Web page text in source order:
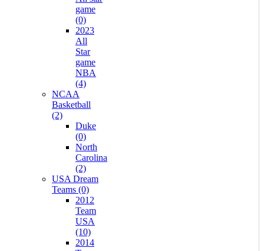
game
(0)
2023
All
Star
game
NBA
(4)
NCAA
Basketball
(2)
Duke
(0)
North
Carolina
(2)
USA Dream
Teams (0)
2012
Team
USA
(10)
2014